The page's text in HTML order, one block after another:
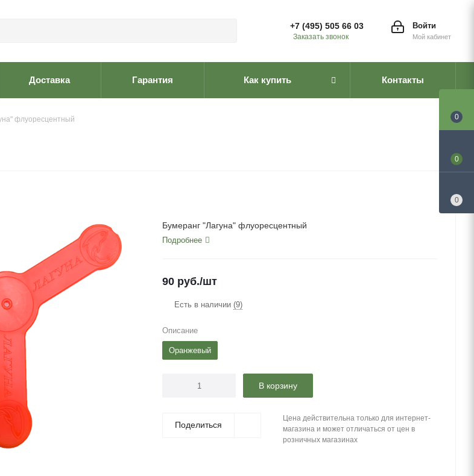
Войти
Мой кабинет
+7 (495) 505 66 03
Заказать звонок
Доставка Гарантия Как купить Контакты
флуоресцентный
Бумеранг "Лагуна" флуоресцентный
Подробнее
90 руб./шт
Есть в наличии (9)
Описание
Оранжевый
В корзину
Поделиться
Цена действительна только для интернет-
магазина и может отличаться от цен в
розничных магазинах
0
0
0